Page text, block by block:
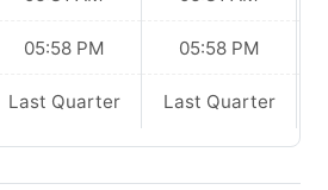
05:58 PM
Last Quarter
05:58 PM
Last Quarter